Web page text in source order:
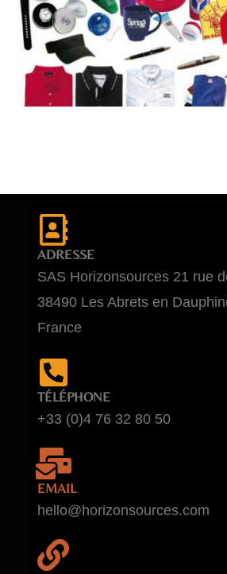
ADRESSE
SAS Horizonsources 21 rue
38490 Les Abrets en
France
TÉLÉPHONE
+33 (0)4 76 32 80 50
EMAIL
hello@horizonsources.com